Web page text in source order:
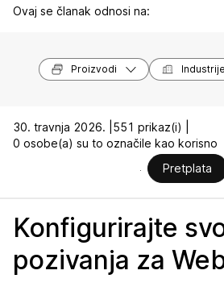
Ovaj se članak odnosi na:
Proizvodi Industrije
30. travnja 2026. | 551 prikaz(i) |
0 osobe(a) su to označile kao korisno
Pretplata
Konfigurirajte
pozivanja za